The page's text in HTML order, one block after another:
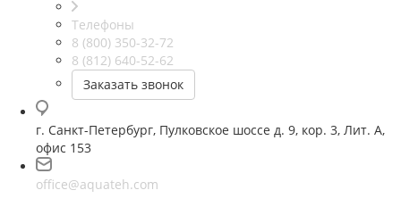
Телефоны
8 (800) 350-32-72
8 (812) 640-52-62
Заказать звонок
г. Санкт-Петербург, Пулковское шоссе д. 9, кор. 3, Лит. А,
офис 153
office@aquateh.com